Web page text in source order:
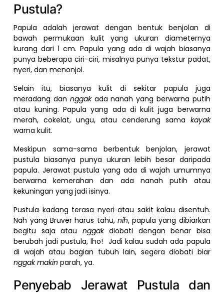
Pustula?
Papula adalah jerawat dengan bentuk benjolan di
bawah permukaan kulit yang ukuran diameternya
kurang dari 1 cm. Papula yang ada di wajah biasanya
punya beberapa ciri-ciri, misalnya punya tekstur padat,
nyeri, dan menonjol.
Selain itu, biasanya kulit di sekitar papula juga
meradang dan nggak ada nanah yang berwarna putih
atau kuning. Papula yang ada di kulit juga berwarna
merah, cokelat, ungu, atau cenderung sama kayak
warna kulit.
Meskipun sama-sama berbentuk benjolan, jerawat
pustula biasanya punya ukuran lebih besar daripada
papula. Jerawat pustula yang ada di wajah umumnya
berwarna kemerahan dan ada nanah putih atau
kekuningan yang jadi isinya.
Pustula kadang terasa nyeri atau sakit kalau disentuh.
Nah yang Bruver harus tahu, nih, papula yang dibiarkan
begitu saja atau nggakdiobati dengan benar bisa
berubah jadi pustula, lho! Jadi kalau sudah ada papula
di wajah atau bagian tubuh lain, segera diobati biar
nggak makinparah, ya.
Penyebab Jerawat Pustula dan